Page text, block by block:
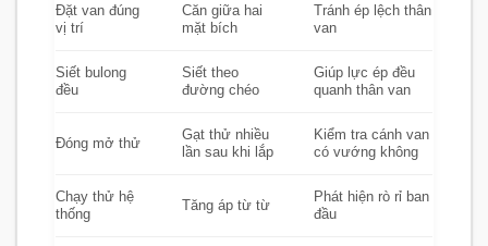
Đặt van đúng
vị trí
Căn giữa hai
mặt bích
Tránh ép lệch thân
van
Siết bulong
đều
Siết theo
đường chéo
Giúp lực ép đều
quanh thân van
Đóng mở thử
Gạt thử nhiều
lần sau khi lắp
Kiểm tra cánh van
có vướng không
Chạy thử hệ
thống
Tăng áp từ từ
Phát hiện rò rỉ ban
đầu